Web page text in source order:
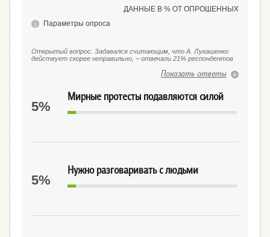
ДАННЫЕ В % ОТ ОПРОШЕННЫХ
Параметры опроса
Открытый вопрос. Задавался считающим, что А. Лукашенко
действует скорее неправильно, – отвечали 21% респондентов
Показать ответы
Мирные протесты подавляются силой
5%
Нужно разговаривать с людьми
5%